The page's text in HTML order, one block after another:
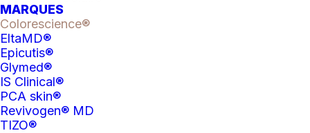
MARQUES
Colorescience®
EltaMD®
Epicutis®
Glymed®
IS Clinical®
PCA skin®
Revivogen® MD
TIZO®
Total
Protection™
SPF
50
(golden
hour)